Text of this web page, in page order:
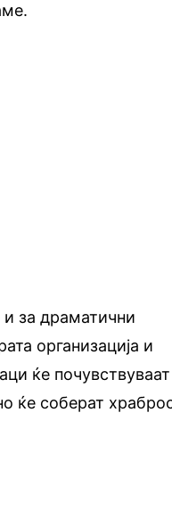
за драматични
организација и
ќе почувствуваат
ќе соберат